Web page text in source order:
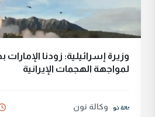
وزيرة إسرائيلية: زودنا الإمارات
لمواجهة الهجمات الإيرانية
وكالة نون